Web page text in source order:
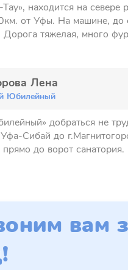
находится на севере
от Уфы. На машине, до
Дорога тяжелая, много
Лена
Юбилейный
добраться не
Сибай до
до ворот санатория.
вам